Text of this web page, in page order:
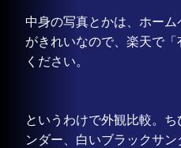
中身の写真とかは、ホー
がきれいなので、楽天で
ください。
というわけで外観比較。
ンダー、白いブラックサ